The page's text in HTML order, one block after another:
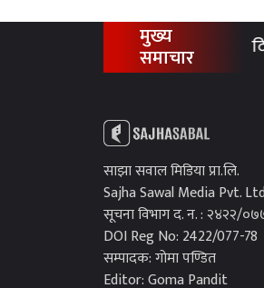
मुख्य
समाचार टिपरले
साझा सवाल मिडिया प्रा.लि.
Sajha Sawal Media Pvt.
सूचना विभाग द. न. : २४२२/
DOI Reg No: 2422/077-78
सम्पादक: गोमा पण्डित
Editor: Goma Pandit